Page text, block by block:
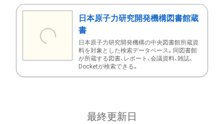
日本原子力研究開発機構図書館蔵
書
日本原子力研究開発機構の中央図書館所蔵資
料を対象とした検索データベース。同図書館
が所蔵する図書、レポート、会議資料、雑誌、
Docketが検索できる。
最終更新日